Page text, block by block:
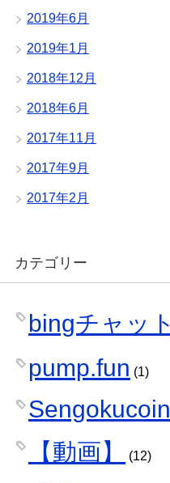
2019年6月
2019年1月
2018年12月
2018年6月
2017年11月
2017年9月
2017年2月
カテゴリー
bingチャット
pump.fun (1)
Sengokucoin
【動画】 (12)